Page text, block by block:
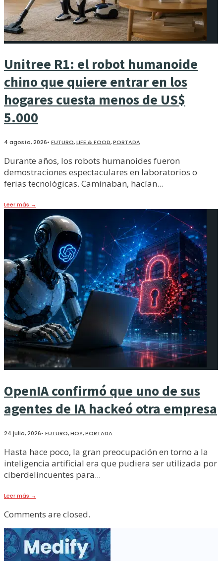
Unitree R1: el robot humanoide
chino que quiere entrar en los
hogares cuesta menos de US$
5.000
4 agosto, 2026• FUTURO,LIFE & FOOD,PORTADA
Durante años, los robots humanoides fueron
demostraciones espectaculares en laboratorios o
ferias tecnológicas. Caminaban, hacían...
Leer más →
OpenIA confirmó que uno de sus
agentes de IA hackeó otra empresa
24 julio, 2026• FUTURO,HOY,PORTADA
Hasta hace poco, la gran preocupación en torno a la
inteligencia artificial era que pudiera ser utilizada por
ciberdelincuentes para...
Leer más →
Comments are closed.